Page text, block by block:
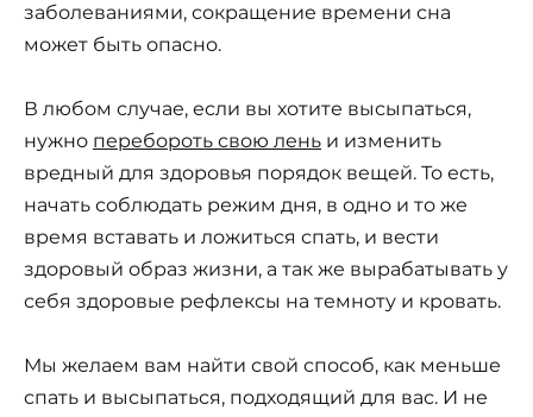
заболеваниями, сокращение времени сна
может быть опасно.
В любом случае, если вы хотите высыпаться,
нужно перебороть свою лень и изменить
вредный для здоровья порядок вещей. То есть,
начать соблюдать режим дня, в одно и то же
время вставать и ложиться спать, и вести
здоровый образ жизни, а так же вырабатывать у
себя здоровые рефлексы на темноту и кровать.
Мы желаем вам найти свой способ, как меньше
спать и высыпаться, подходящий для вас. И не